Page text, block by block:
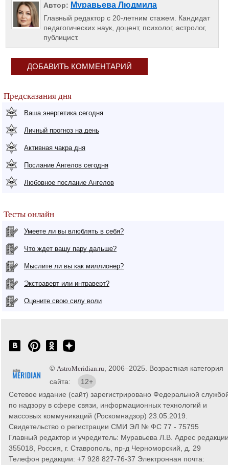
Автор: Муравьева Людмила
Главный редактор с 20-летним стажем. Кандидат
педагогических наук, доцент, психолог, астролог,
публицист.
ДОБАВИТЬ КОММЕНТАРИЙ
Предсказания дня
Ваша энергетика сегодня
Личный прогноз на день
Активная чакра дня
Послание Ангелов сегодня
Любовное послание Ангелов
Тесты онлайн
Умеете ли вы влюблять в себя?
Что ждет вашу пару дальше?
Мыслите ли вы как миллионер?
Экстраверт или интраверт?
Оцените свою силу воли
© AstroMeridian.ru , 2006–2025. Возрастная категория
сайта:
12+
Сетевое издание (сайт) зарегистрировано Федеральной службой
по надзору в сфере связи, информационных технологий и
массовых коммуникаций (Роскомнадзор) 23.05.2019.
Свидетельство о регистрации СМИ ЭЛ № ФС 77 - 75795
Главный редактор и учредитель: Муравьева Л.В. Адрес
355018, Россия, г. Ставрополь, пр-д Черноморский, д. 29
Телефон редакции: +7 928 827-76-37 Электронная почта: